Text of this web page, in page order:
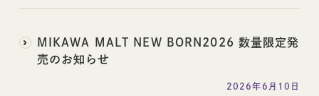
MIKAWA MALT NEW BORN2026 数量限定発
売のお知らせ
2026年6月10日